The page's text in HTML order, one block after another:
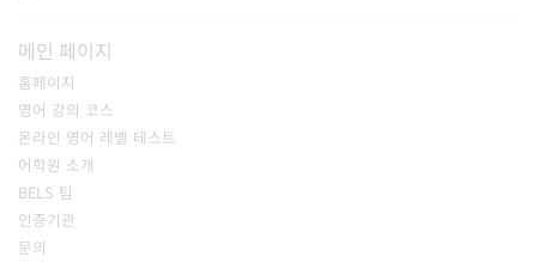
메인 페이지
홈페이지
영어 강의 코스
온라인 영어 레벨 테스트
어학원 소개
BELS 팀
인증기관
문의